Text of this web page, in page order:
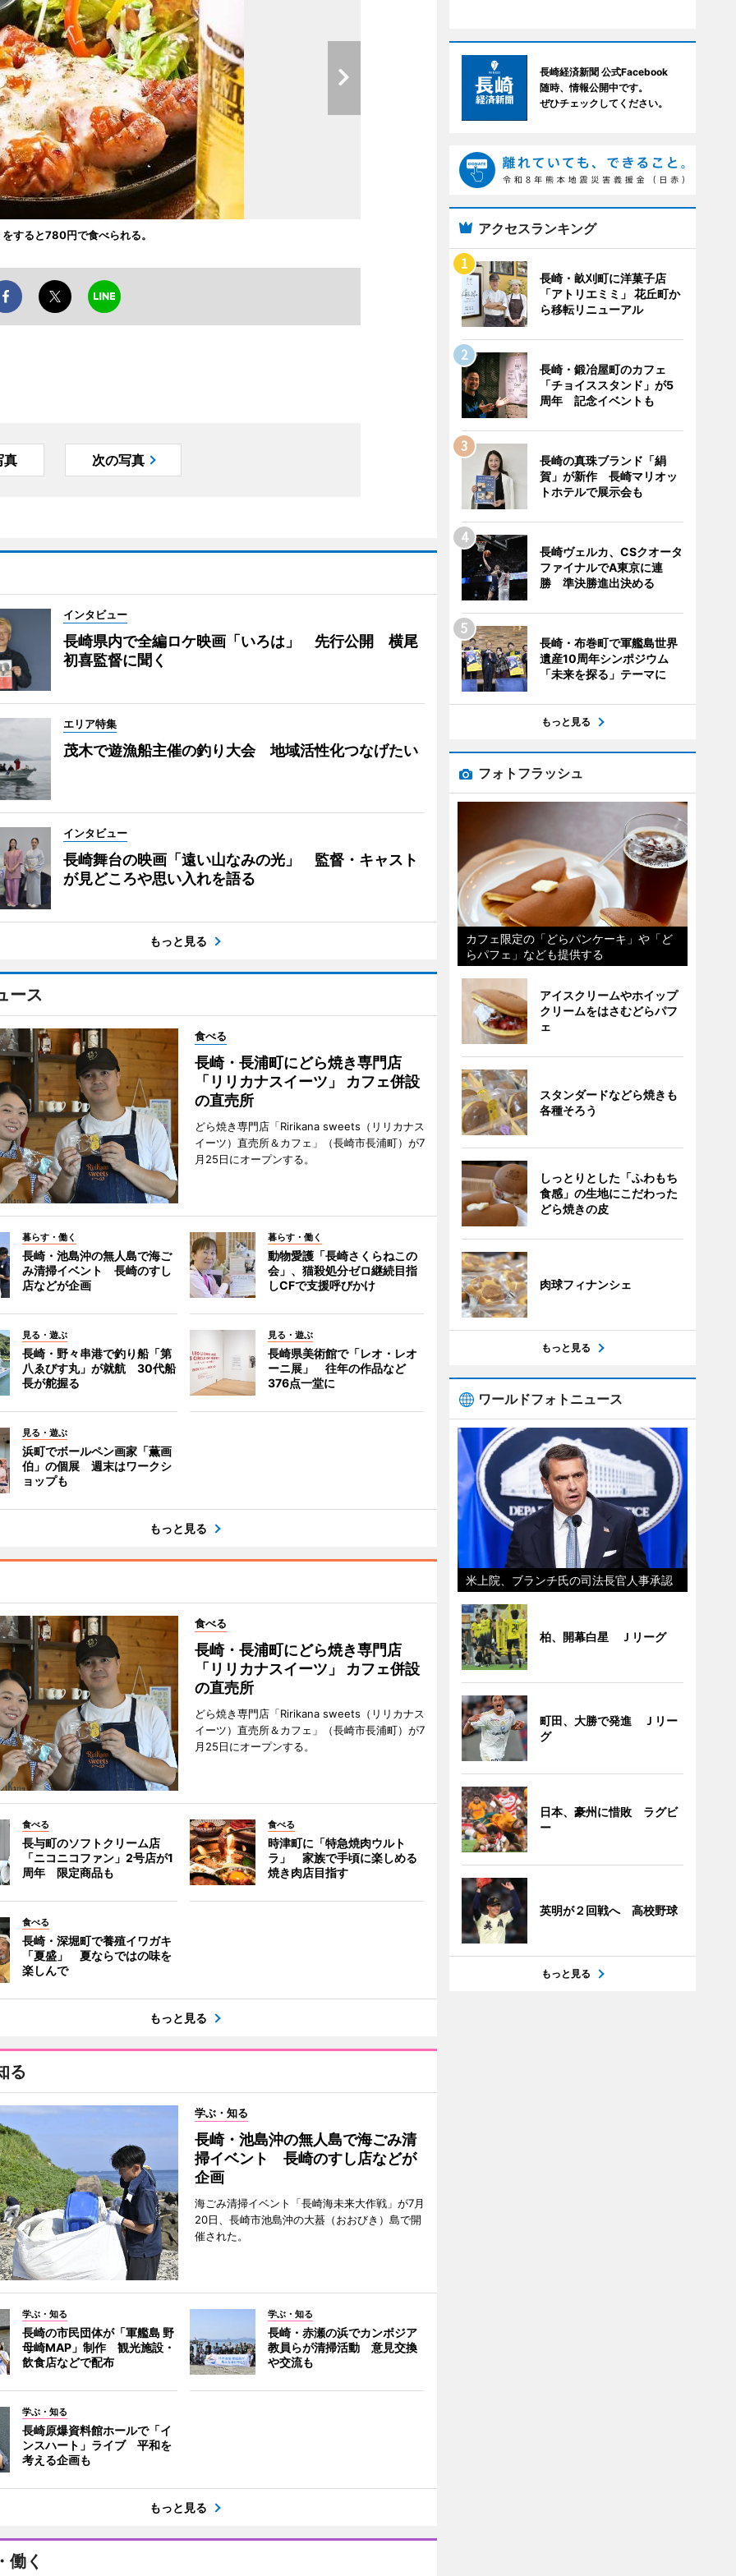
すると780円で食べられる。
真 次の写真
インタビュー
長崎県内で全編ロケ映画「いろは」 先行公開 横尾
初喜監督に聞く
エリア特集
茂木で遊漁船主催の釣り大会 地域活性化つなげたい
インタビュー
長崎舞台の映画「遠い山なみの光」 監督・キャスト
が見どころや思い入れを語る
もっと見る
ース
食べる
長崎・長浦町にどら焼き専門店
「リリカナスイーツ」 カフェ併設
の直売所
どら焼き専門店「Ririkana sweets（リリカナス
イーツ）直売所＆カフェ」（長崎市長浦町）が7
月25日にオープンする。
暮らす・働く
長崎・池島沖の無人島で海ご
み清掃イベント 長崎のすし
店などが企画
暮らす・働く
動物愛護「長崎さくらねこの
会」、猫殺処分ゼロ継続目指
しCFで支援呼びかけ
見る・遊ぶ
長崎・野々串港で釣り船「第
八ゑびす丸」が就航 30代船
長が舵握る
見る・遊ぶ
長崎県美術館で「レオ・レオ
ーニ展」 往年の作品など
376点一堂に
見る・遊ぶ
浜町でボールペン画家「薫画
伯」の個展 週末はワークシ
ョップも
もっと見る
食べる
長崎・長浦町にどら焼き専門店
「リリカナスイーツ」 カフェ併設
の直売所
どら焼き専門店「Ririkana sweets（リリカナス
イーツ）直売所＆カフェ」（長崎市長浦町）が7
月25日にオープンする。
食べる
長与町のソフトクリーム店
「ニコニコファン」2号店が1
周年 限定商品も
食べる
時津町に「特急焼肉ウルト
ラ」 家族で手頃に楽しめる
焼き肉店目指す
食べる
長崎・深堀町で養殖イワガキ
「夏盛」 夏ならではの味を
楽しんで
もっと見る
る
学ぶ・知る
長崎・池島沖の無人島で海ごみ清
掃イベント 長崎のすし店などが
企画
海ごみ清掃イベント「長崎海未来大作戦」が7月
20日、長崎市池島沖の大蟇（おおびき）島で開
催された。
学ぶ・知る
長崎の市民団体が「軍艦島 野
母崎MAP」制作 観光施設・
飲食店などで配布
学ぶ・知る
長崎・赤瀬の浜でカンボジア
教員らが清掃活動 意見交換
や交流も
学ぶ・知る
長崎原爆資料館ホールで「イ
ンスハート」ライブ 平和を
考える企画も
もっと見る
働く
長崎経済新聞 公式Facebook
随時、情報公開中です。
ぜひチェックしてください。
アクセスランキング
長崎・畝刈町に洋菓子店
「アトリエミミ」 花丘町か
ら移転リニューアル
長崎・鍛冶屋町のカフェ
「チョイススタンド」が5
周年 記念イベントも
長崎の真珠ブランド「絹
賀」が新作 長崎マリオッ
トホテルで展示会も
長崎ヴェルカ、CSクオータ
ファイナルでA東京に連
勝 準決勝進出決める
長崎・布巻町で軍艦島世界
遺産10周年シンポジウム
「未来を探る」テーマに
もっと見る
フォトフラッシュ
カフェ限定の「どらパンケーキ」や「ど
らパフェ」なども提供する
アイスクリームやホイップ
クリームをはさむどらパフ
ェ
スタンダードなどら焼きも
各種そろう
しっとりとした「ふわもち
食感」の生地にこだわった
どら焼きの皮
肉球フィナンシェ
もっと見る
ワールドフォトニュース
米上院、ブランチ氏の司法長官人事承認
柏、開幕白星 Ｊリーグ
町田、大勝で発進 Ｊリー
グ
日本、豪州に惜敗 ラグビ
ー
英明が２回戦へ 高校野球
もっと見る